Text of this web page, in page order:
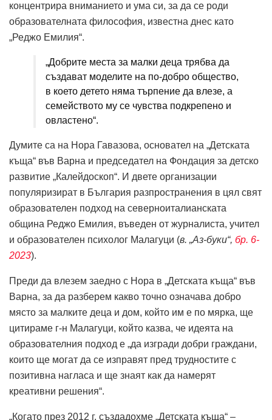
концентрира вниманието и ума си, за да се роди
образователната философия, известна днес като
„Реджо Емилия“.
„Добрите места за малки деца трябва да
създават моделите на по-добро общество,
в което детето няма търпение да влезе, а
семейството му се чувства подкрепено и
овластено“.
Думите са на Нора Гавазова, основател на „Детската
къща“ във Варна и председател на Фондация за детско
развитие „Калейдоскоп“. И двете организации
популяризират в България разпространения в цял свят
образователен подход на северноиталианската
община Реджо Емилия, въведен от журналиста, учител
и образователен психолог Малагуци (в. „Аз-буки“, бр. 6-
2023).
Преди да влезем заедно с Нора в „Детската къща“ във
Варна, за да разберем какво точно означава добро
място за малките деца и дом, който им е по мярка, ще
цитираме г-н Малагуци, който казва, че идеята на
образователния подход е „да изгради добри граждани,
които ще могат да се изправят пред трудностите с
позитивна нагласа и ще знаят как да намерят
креативни решения“.
„Когато през 2012 г. създадохме „Детската къща“ –